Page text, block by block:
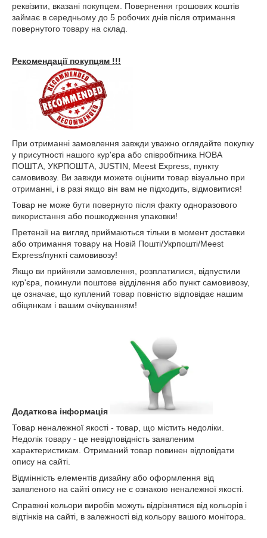
реквізити, вказані покупцем. Повернення грошових коштів
займає в середньому до 5 робочих днів після отримання
повернутого товару на склад.
Рекомендації покупцям !!!
При отриманні замовлення завжди уважно оглядайте покупку
у присутності нашого кур'єра або співробітника НОВА
ПОШТА, УКРПОШТА, JUSTIN, Meest Express, пункту
самовивозу. Ви завжди можете оцінити товар візуально при
отриманні, і в разі якщо він вам не підходить, відмовитися!
Товар не може бути повернуто після факту одноразового
використання або пошкодження упаковки!
Претензії на вигляд приймаються тільки в момент доставки
або отримання товару на Новій Пошті/Укрпошті/Meest
Express/пункті самовивозу!
Якщо ви прийняли замовлення, розплатилися, відпустили
кур'єра, покинули поштове відділення або пункт самовивозу,
це означає, що куплений товар повністю відповідає нашим
обіцянкам і вашим очікуванням!
Додаткова інформація
Товар неналежної якості - товар, що містить недоліки.
Недолік товару - це невідповідність заявленим
характеристикам. Отриманий товар повинен відповідати
опису на сайті.
Відмінність елементів дизайну або оформлення від
заявленого на сайті опису не є ознакою неналежної якості.
Справжні кольори виробів можуть відрізнятися від кольорів і
відтінків на сайті, в залежності від кольору вашого монітора.